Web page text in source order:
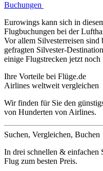
Buchungen
Eurowings kann sich in
Flugbuchungen bei der
Vor allem Silvesterreisen
gefragten Silvester-
einige Flugstrecken jetzt noch
Ihre Vorteile bei Flüge.de
Airlines weltweit vergleichen
Wir finden für Sie den
von Hunderten von Airlines.
Suchen, Vergleichen, Buchen
In drei schnellen & einfachen
Flug zum besten Preis.